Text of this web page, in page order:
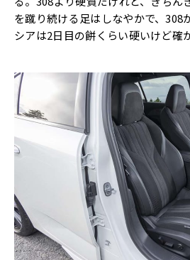
を蹴り続ける足はしなやかで、308
シアは2日目の餅くらい硬いけど確